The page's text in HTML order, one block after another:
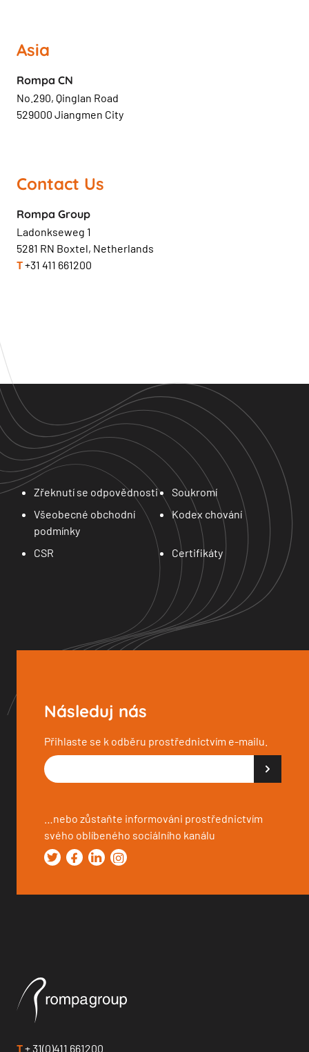
Asia
Rompa CN
No.290, Qinglan Road
529000 Jiangmen City
Contact Us
Rompa Group
Ladonkseweg 1
5281 RN Boxtel, Netherlands
T+31 411 661200
Zřeknutí se odpovědnosti
Soukromí
Všeobecné obchodní
podmínky
Kodex chování
CSR Certifikáty
Následuj nás
Přihlaste se k odběru prostřednictvím e-mailu.
…nebo zůstaňte informováni prostřednictvím
svého oblíbeného sociálního kanálu
T+ 31(0)411 661200